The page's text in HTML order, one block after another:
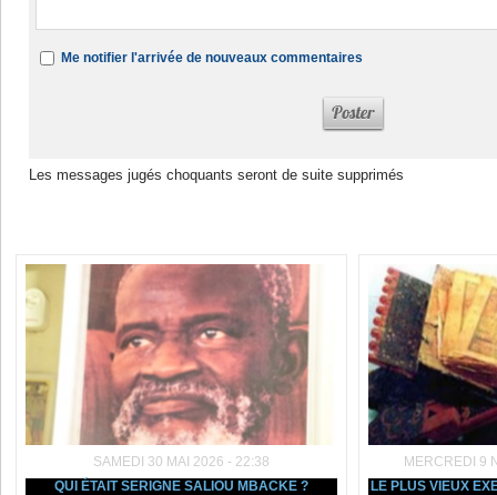
Me notifier l'arrivée de nouveaux commentaires
Les messages jugés choquants seront de suite supprimés
SAMEDI 30 MAI 2026 - 22:38
QUI ÉTAIT SERIGNE SALIOU MBACKE ?
MERCREDI 9
LE PLUS VIEUX